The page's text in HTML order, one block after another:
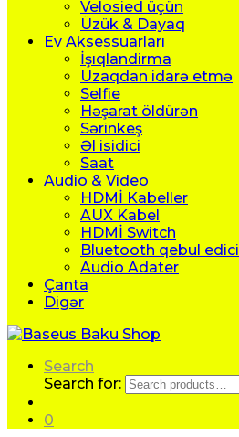
Velosied üçün
Üzük & Dayaq
Ev Aksessuarları
İşıqlandirma
Uzaqdan idarə etmə
Selfie
Həşarat öldürən
Sərinkeş
Əl isidici
Saat
Audio & Video
HDMİ Kabeller
AUX Kabel
HDMİ Switch
Bluetooth qebul edici
Audio Adater
Çanta
Digər
Search
Search for:
0